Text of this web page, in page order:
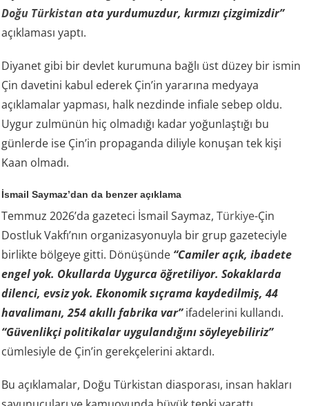
Doğu Türkistan ata yurdumuzdur, kırmızı çizgimizdir”
açıklaması yaptı.
Diyanet gibi bir devlet kurumuna bağlı üst düzey bir ismin
Çin davetini kabul ederek Çin’in yararına medyaya
açıklamalar yapması, halk nezdinde infiale sebep oldu.
Uygur zulmünün hiç olmadığı kadar yoğunlaştığı bu
günlerde ise Çin’in propaganda diliyle konuşan tek kişi
Kaan olmadı.
İsmail Saymaz’dan da benzer açıklama
Temmuz 2026’da gazeteci İsmail Saymaz,Türkiye-Çin
Dostluk Vakfı’nın organizasyonuyla bir grup gazeteciyle
birlikte bölgeye gitti. Dönüşünde “Camiler açık, ibadete
engel yok. Okullarda Uygurca öğretiliyor. Sokaklarda
dilenci, evsiz yok. Ekonomik sıçrama kaydedilmiş, 44
havalimanı, 254 akıllı fabrika var” ifadelerini kullandı.
“Güvenlikçi politikalar uygulandığını söyleyebiliriz”
cümlesiyle de Çin’in gerekçelerini aktardı.
Bu açıklamalar, Doğu Türkistan diasporası, insan hakları